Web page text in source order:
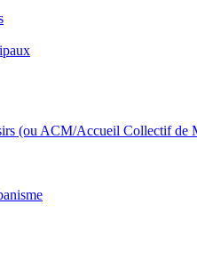
(ou ACM/Accueil Collectif de